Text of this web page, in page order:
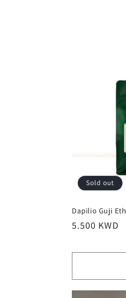
o
n
Sold out
Regular
5.500 KWD